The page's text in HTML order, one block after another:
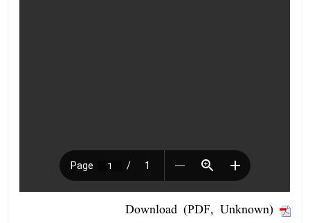
Download (PDF, Unknown)